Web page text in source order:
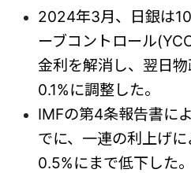
2024年3月、日銀は
ーブコントロール
金利を解消し、翌日
0.1%に調整した。
IMFの第4条報告書に
でに、一連の利上げ
0.5%にまで低下した。